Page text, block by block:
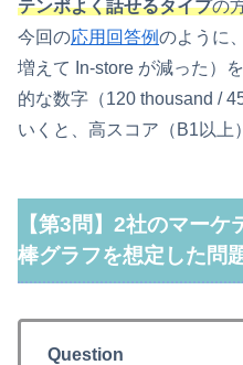
テンポよく話せるタイプの
今回の応用回答例のように
増えて In-store が減った）
的な数字（120 thousand /
いくと、高スコア（B1以上
【第3問】2社のマー
棒グラフを想定した問題
Question